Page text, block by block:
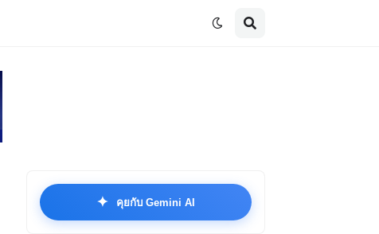
✦ คุยกับ Gemini AI